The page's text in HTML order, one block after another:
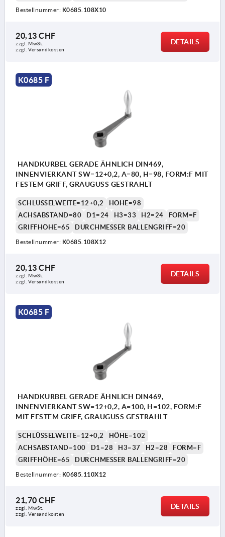
Bestellnummer: K0685.108X10
20,13 CHF
zzgl. MwSt.
zzgl. Versandkosten
DETAILS
K0685 F
HANDKURBEL GERADE ÄHNLICH DIN469,
INNENVIERKANT SW=12+0,2, A=80, H=98, FORM:F MIT
FESTEM GRIFF, GRAUGUSS GESTRAHLT
SCHLÜSSELWEITE=12+0,2
HÖHE=98
ACHSABSTAND=80
D1=24 H3=33 H2=24
FORM=F
GRIFFHÖHE=65
DURCHMESSER BALLENGRIFF=20
Bestellnummer: K0685.108X12
20,13 CHF
zzgl. MwSt.
zzgl. Versandkosten
DETAILS
K0685 F
HANDKURBEL GERADE ÄHNLICH DIN469,
INNENVIERKANT SW=12+0,2, A=100, H=102, FORM:F
MIT FESTEM GRIFF, GRAUGUSS GESTRAHLT
SCHLÜSSELWEITE=12+0,2
HÖHE=102
ACHSABSTAND=100
D1=28 H3=37 H2=28
FORM=F
GRIFFHÖHE=65
DURCHMESSER BALLENGRIFF=20
Bestellnummer: K0685.110X12
21,70 CHF
zzgl. MwSt.
zzgl. Versandkosten
DETAILS